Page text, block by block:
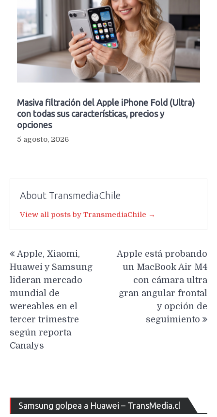
Masiva filtración del Apple iPhone Fold (Ultra)
con todas sus características, precios y
opciones
5 agosto, 2026
About TransmediaChile
View all posts by TransmediaChile →
de
entradas
Apple, Xiaomi,
Huawei y Samsung
lideran mercado
mundial de
wereables en el
tercer trimestre
según reporta
Canalys
Apple está probando
un MacBook Air M4
con cámara ultra
gran angular frontal
y opción de
seguimiento
Samsung golpea a Huawei – TransMedia.cl
de